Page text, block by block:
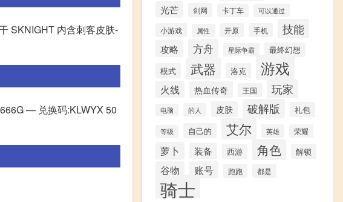
SKNIGHT 内含刺客皮肤-
— 兑换码:KLWYX 50
光芒 剑网 卡丁车 可以通过
小游戏 属性 开原 手机 技能
攻略 方舟 星际争霸 最终幻想
模式 武器 洛克 游戏
火线 热血传奇 王国 玩家
电脑 的人 皮肤 破解版 礼包
等级 自己的 艾尔 英雄 荣耀
萝卜 装备 西游 角色 解锁
谷物 账号 跑跑 都是
骑士